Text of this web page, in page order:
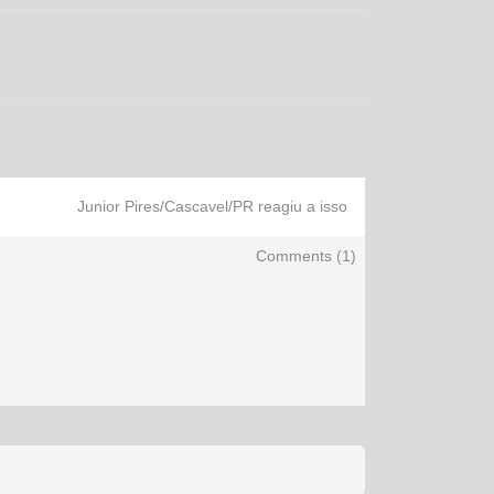
Junior Pires/Cascavel/PR reagiu a isso
Comments (1)